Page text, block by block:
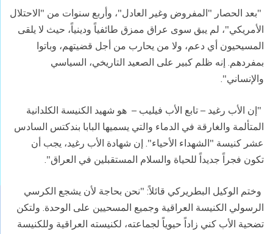
"بعد الحصار "المفروض وغير العادل"، وأربع سنوات من "الاحتلال
الأمريكي"، لم يبق سوى عراق ممزق طائفياً ودينياً، حيث لا يلقى
المسيحيون أي دعم، ولا من يحارب من أجل قضيتهم، وباتوا
بمفردهم. إنه ظلم كبير على الصعيد التاريخي، السياسي
والإنساني".
"إن الأب رغيد – تابع الأب فيليب – هو شهيد الكنيسة الكلدانية
المتألمة والغارقة في الدماء والتي يسميها البابا بندكتس السادس
عشر كنيسة "الشهداء الأحياء". إن شهادة الأب رغيد، يجب أن
تكون فجراً جديداً للحياة والسلام المستقبلين في العراق".
وختم الوكيل البطريركي قائلاً: "نحن بحاجة لأن يشجع الكرسي
الرسولي الكنيسة العراقية وجميع المسحيين على الوحدة. ولتكن
تضحية الأب كني زاداً حيوياً لجماعته، لكنيسته العراقية وللكنيسة